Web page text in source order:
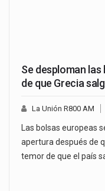
Se desploman
de que Grecia
La Unión R800 AM
Las bolsas europeas
apertura después de
temor de que el país